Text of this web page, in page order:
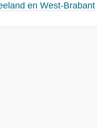
en West-Brabant